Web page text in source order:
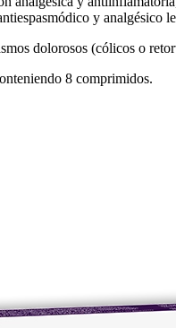
y analgésico
dolorosos (cólicos o
8 comprimidos.